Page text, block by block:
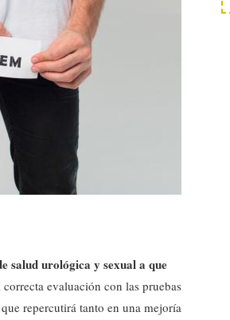
salud urológica y sexual a que
evaluación con las pruebas
repercutirá tanto en una mejoría